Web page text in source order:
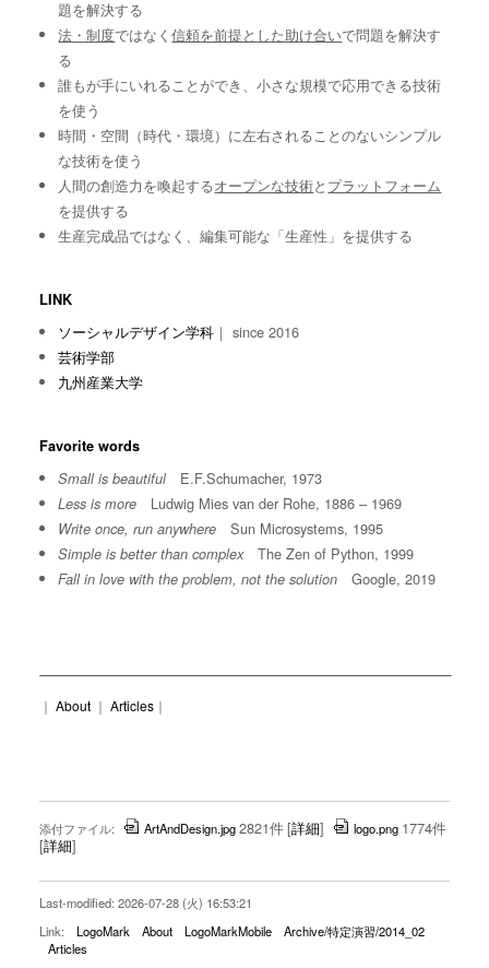
題を解決する
法・制度ではなく信頼を前提とした助け合いで問題を解決す
る
誰もが手にいれることができ、小さな規模で応用できる技術
を使う
時間・空間（時代・環境）に左右されることのないシンプル
な技術を使う
人間の創造力を喚起するオープンな技術と プラットフォーム
を提供する
生産完成品ではなく、編集可能な「生産性」を提供する
LINK
ソーシャルデザイン学科 ｜ since 2016
芸術学部
九州産業大学
Favorite words
Small is beautifulE.F.Schumacher, 1973
Less is more Ludwig Mies van der Rohe, 1886 – 1969
Write once, run anywhere Sun Microsystems, 1995
Simple is better than complexThe Zen of Python, 1999
Fall in love with the problem, not the solution Google, 2019
｜ About｜ Articles｜
添付ファイル: ArtAndDesign.jpg2821件[詳細] logo.png 1774件
[詳細]
Last-modified: 2026-07-28 (火) 16:53:21
Link:
LogoMark About LogoMarkMobile
Archive/特定演習/2014_02
Articles